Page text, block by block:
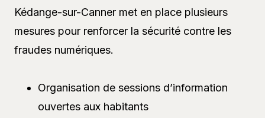
Kédange-sur-Canner met en place plusieurs
mesures pour renforcer la sécurité contre les
fraudes numériques.
Organisation de sessions d’information
ouvertes aux habitants